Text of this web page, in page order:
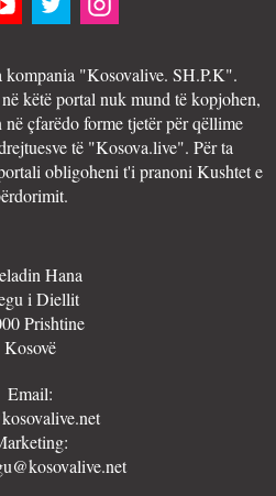
kompania "Kosovalive. SH.P.K".
këtë portal nuk mund të kopjohen,
në çfarëdo forme tjetër për qëllime
të "Kosova.live". Për ta
obligoheni t'i pranoni Kushtet e
Hana
i Diellit
Prishtine
Kosovë
Email: